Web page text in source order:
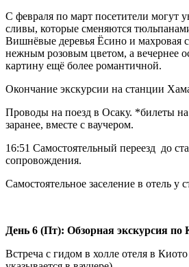
С февраля по март посетители могут
сливы, которые сменяются
Вишнёвые деревья Ёсино и махровая
нежным розовым цветом, а вечернее
картину ещё более романтичной.
Окончание экскурсии на станции
Проводы на поезд в Осаку. *билеты
заранее, вместе с ваучером.
16:51 Самостоятельный переезд до
сопровождения.
Самостоятельное заселение в отель у
День 6 (Пт): Обзорная экскурсия по
Встреча с гидом в холле отеля в